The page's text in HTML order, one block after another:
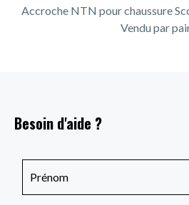
Accroche NTN pour chaussure
Vendu par
Besoin d'aide ?